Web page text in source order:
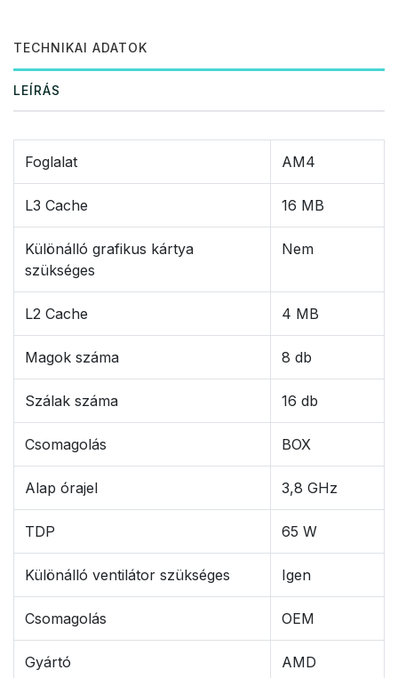
TECHNIKAI ADATOK
LEÍRÁS
Foglalat AM4
L3 Cache 16 MB
Különálló grafikus kártya
szükséges
Nem
L2 Cache 4 MB
Magok száma 8 db
Szálak száma 16 db
Csomagolás BOX
Alap órajel 3,8 GHz
TDP 65 W
Különálló ventilátor szükséges Igen
Csomagolás OEM
Gyártó AMD